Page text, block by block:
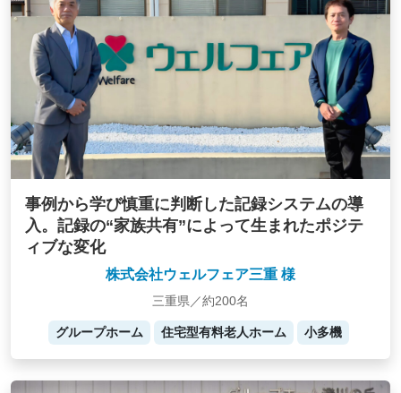
事例から学び慎重に判断した記録システムの導
入。記録の“家族共有”によって生まれたポジテ
ィブな変化
株式会社ウェルフェア三重 様
三重県／約200名
グループホーム 住宅型有料老人ホーム 小多機